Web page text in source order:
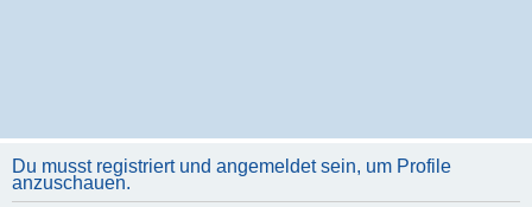
Du musst registriert und angemeldet sein, um Profile
anzuschauen.